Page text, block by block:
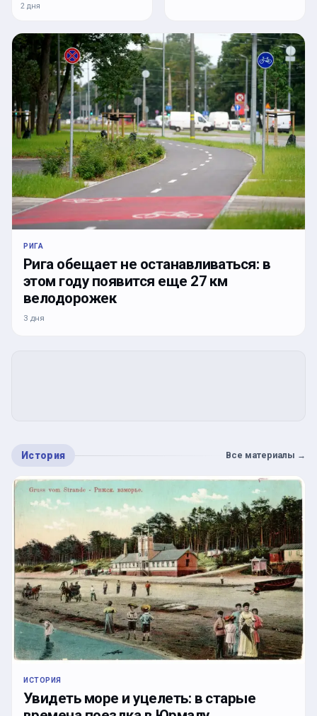
2 дня
РИГА
Рига обещает не останавливаться: в
этом году появится еще 27 км
велодорожек
3 дня
История Все материалы →
ИСТОРИЯ
Увидеть море и уцелеть: в старые